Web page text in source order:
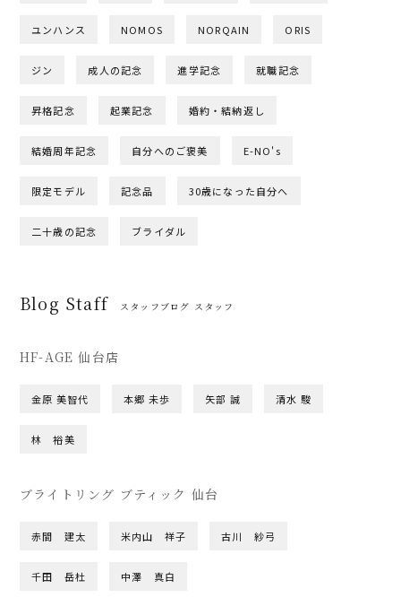
ユンハンス NOMOS NORQAIN ORIS
ジン 成人の記念 進学記念 就職記念
昇格記念 起業記念 婚約・結納返し
結婚周年記念 自分へのご褒美 E-NO's
限定モデル 記念品 30歳になった自分へ
二十歳の記念 ブライダル
Blog Staff スタッフブログ スタッフ
HF-AGE 仙台店
金原 美智代 本郷 未歩 矢部 誠 清水 駿
林 裕美
ブライトリング ブティック 仙台
赤間 建太 米内山 祥子 古川 紗弓
千田 岳杜 中澤 真白